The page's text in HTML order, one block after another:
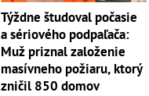
Týždne študoval počasie
a sériového podpaľača:
Muž priznal založenie
masívneho požiaru, ktorý
zničil 850 domov